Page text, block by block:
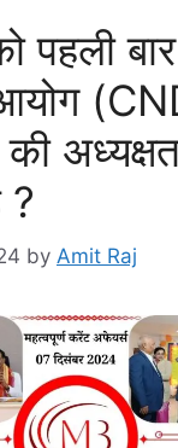
पहली
आयोग
?
by Amit Raj